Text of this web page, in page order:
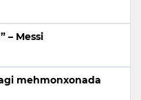
– Messi
mehmonxonada